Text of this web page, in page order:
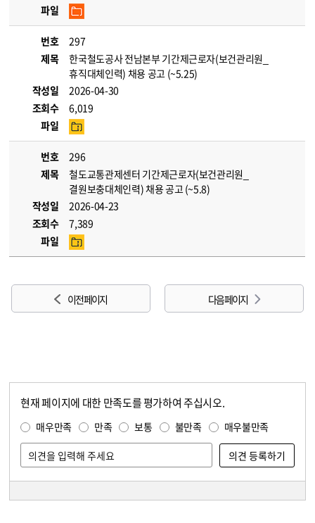
파일
번호
297
제목
한국철도공사 전남본부 기간제근로자(보건관리원_
휴직대체인력) 채용 공고 (~5.25)
작성일
2026-04-30
조회수
6,019
파일
번호
296
제목
철도교통관제센터 기간제근로자(보건관리원_
결원보충대체인력) 채용 공고 (~5.8)
작성일
2026-04-23
조회수
7,389
파일
이전 페이지 다음 페이지
현재 페이지에 대한 만족도를 평가하여 주십시오.
매우만족 만족 보통 불만족 매우불만족